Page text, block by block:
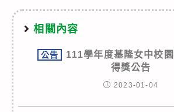
相關內容
公告
111學年度基隆女中校
得獎公告
2023-01-04